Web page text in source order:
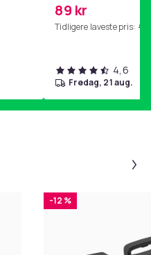
89 kr
Tidligere laveste pris: 99
4,6
fredag, 21 aug.
-12 %